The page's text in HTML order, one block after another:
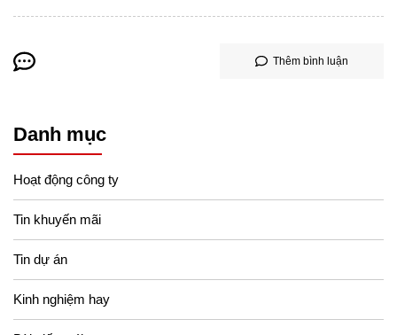
Ngoài ra, nếu dự án vẫn đang trong quá trình xây dựng,
Thêm bình luận
Danh mục
Hoạt động công ty
Tin khuyến mãi
Tin dự án
Kinh nghiệm hay